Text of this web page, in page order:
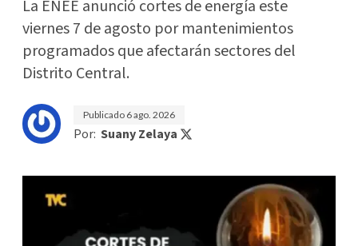
La ENEE anunció cortes de energía este
viernes 7 de agosto por mantenimientos
programados que afectarán sectores del
Distrito Central.
Publicado 6 ago. 2026
Por: Suany Zelaya